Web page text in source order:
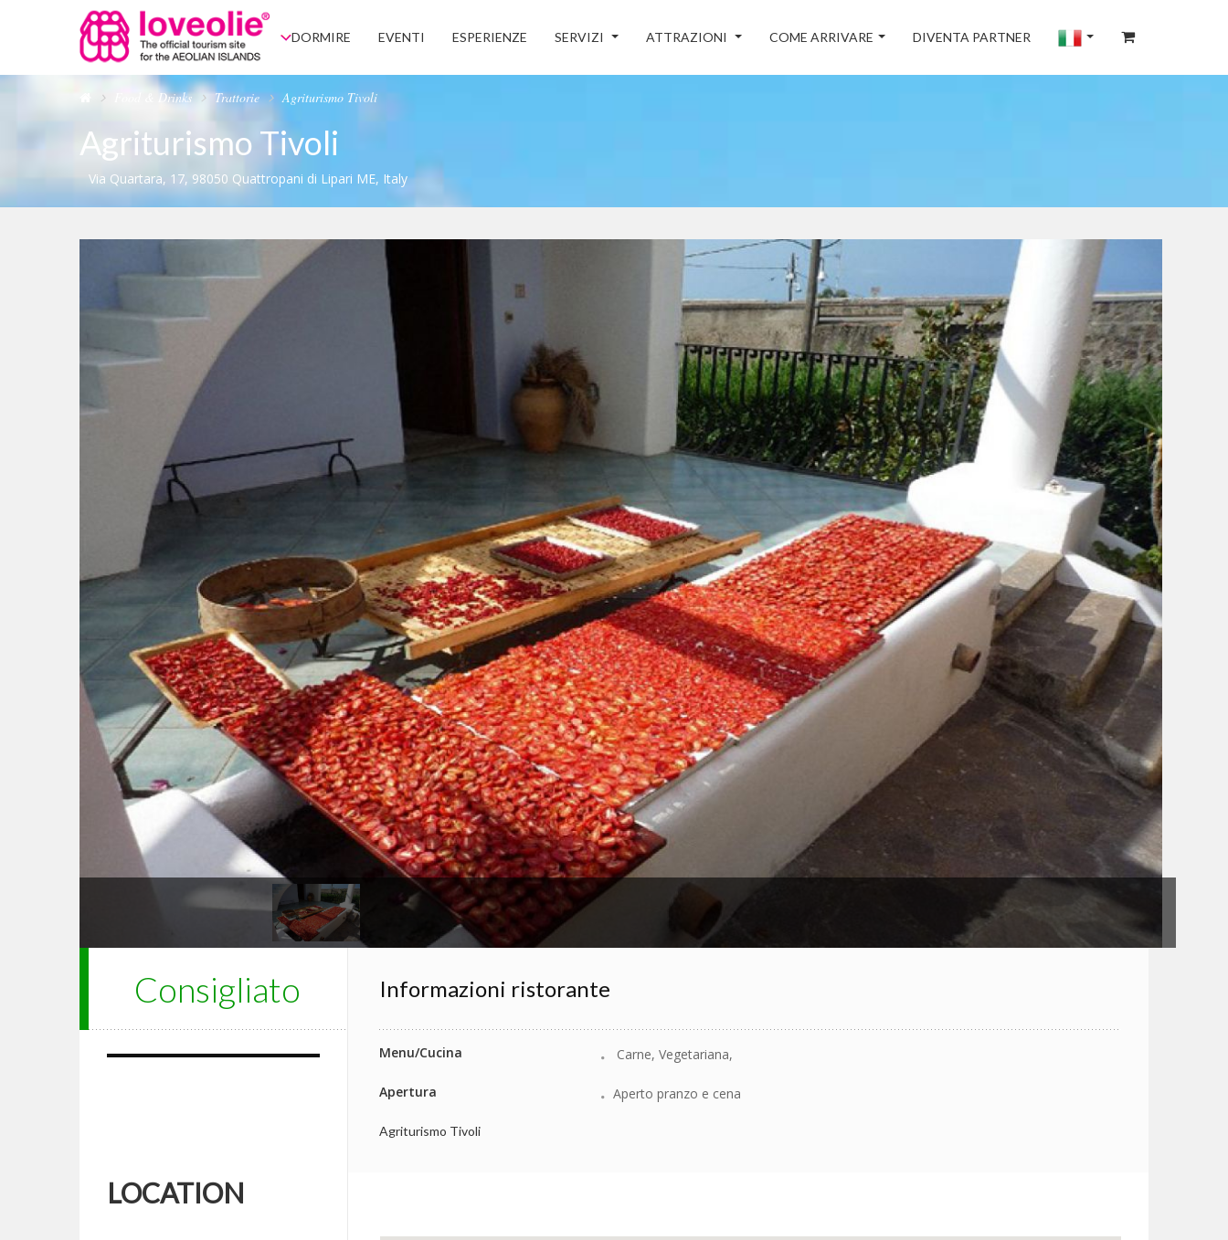
DORMIRE EVENTI ESPERIENZE SERVIZI ATTRAZIONI COME ARRIVARE DIVENTA PARTNER
Food & Drinks Trattorie Agriturismo Tivoli
Agriturismo Tivoli
Via Quartara, 17, 98050 Quattropani di Lipari ME, Italy
Consigliato Informazioni ristorante
Menu/Cucina Carne, Vegetariana,
Apertura Aperto pranzo e cena
Agriturismo Tivoli
LOCATION